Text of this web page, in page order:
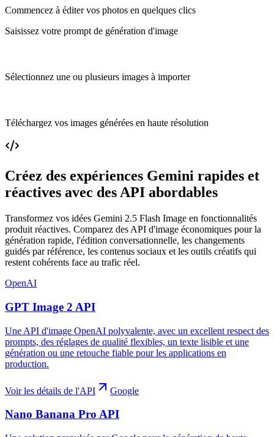
Commencez à éditer vos photos en quelques clics
Saisissez votre prompt de génération d'image
Sélectionnez une ou plusieurs images à importer
Téléchargez vos images générées en haute résolution
Créez des expériences Gemini rapides et
réactives avec des API abordables
Transformez vos idées Gemini 2.5 Flash Image en fonctionnalités
produit réactives. Comparez des API d'image économiques pour la
génération rapide, l'édition conversationnelle, les changements
guidés par référence, les contenus sociaux et les outils créatifs qui
restent cohérents face au trafic réel.
OpenAI
GPT Image 2 API
Une API d'image OpenAI polyvalente, avec un excellent respect des
prompts, des réglages de qualité flexibles, un texte lisible et une
génération ou une retouche fiable pour les applications en
production.
Voir les détails de l'API Google
Nano Banana Pro API